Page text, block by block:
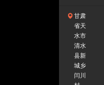
甘肃
省天
水市
清水
县新
城乡
闫川